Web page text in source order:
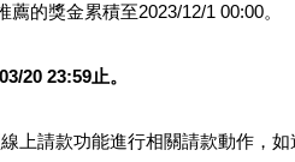
的獎金累積至2023/12/1 00:00。
20 23:59止。
上請款功能進行相關請款動作，